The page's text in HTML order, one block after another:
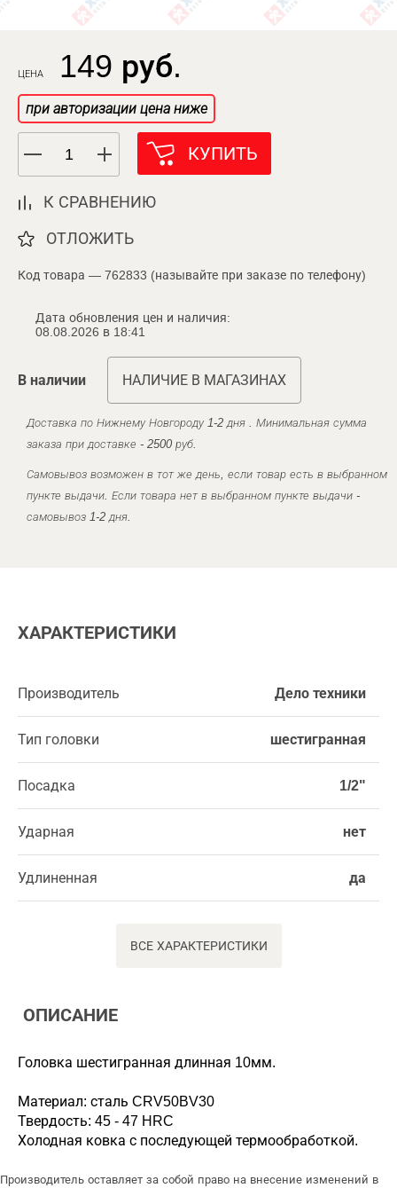
ЦЕНА 149 руб.
при авторизации цена ниже
КУПИТЬ
К СРАВНЕНИЮ
ОТЛОЖИТЬ
Код товара — 762833 (называйте при заказе по телефону)
Дата обновления цен и наличия:
08.08.2026 в 18:41
В наличии НАЛИЧИЕ В МАГАЗИНАХ
Доставка по Нижнему Новгороду 1-2 дня . Минимальная сумма
заказа при доставке - 2500 руб.
Самовывоз возможен в тот же день, если товар есть в выбранном
пункте выдачи. Если товара нет в выбранном пункте выдачи -
самовывоз 1-2 дня.
ХАРАКТЕРИСТИКИ
Производитель Дело техники
Тип головки шестигранная
Посадка 1/2"
Ударная нет
Удлиненная да
ВСЕ ХАРАКТЕРИСТИКИ
ОПИСАНИЕ
Головка шестигранная длинная 10мм.
Материал: сталь CRV50BV30
Твердость: 45 - 47 HRC
Холодная ковка с последующей термообработкой.
Производитель оставляет за собой право на внесение изменений в